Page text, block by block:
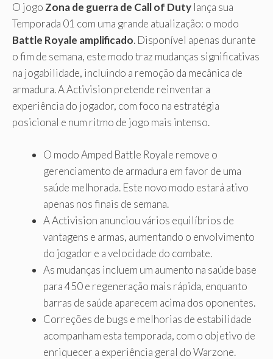
O jogo Zona de guerra de Call of Duty lança sua
Temporada 01 com uma grande atualização: o modo
Battle Royale amplificado. Disponível apenas durante
o fim de semana, este modo traz mudanças significativas
na jogabilidade, incluindo a remoção da mecânica de
armadura. A Activision pretende reinventar a
experiência do jogador, com foco na estratégia
posicional e num ritmo de jogo mais intenso.
O modo Amped Battle Royale remove o
gerenciamento de armadura em favor de uma
saúde melhorada. Este novo modo estará ativo
apenas nos finais de semana.
A Activision anunciou vários equilíbrios de
vantagens e armas, aumentando o envolvimento
do jogador e a velocidade do combate.
As mudanças incluem um aumento na saúde base
para 450 e regeneração mais rápida, enquanto
barras de saúde aparecem acima dos oponentes.
Correções de bugs e melhorias de estabilidade
acompanham esta temporada, com o objetivo de
enriquecer a experiência geral do Warzone.